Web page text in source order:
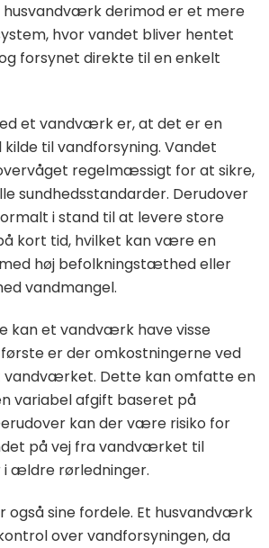
husvandværk derimod er et mere
hvor vandet bliver hentet
forsynet direkte til en enkelt
et vandværk er, at det er en
til vandforsyning. Vandet
regelmæssigt for at sikre,
sundhedsstandarder. Derudover
i stand til at levere store
kort tid, hvilket kan være en
høj befolkningstæthed eller
vandmangel.
kan et vandværk have visse
er der omkostningerne ved
Dette kan omfatte en
variabel afgift baseret på
kan der være risiko for
på vej fra vandværket til
ældre rørledninger.
også sine fordele. Et husvandværk
over vandforsyningen, da